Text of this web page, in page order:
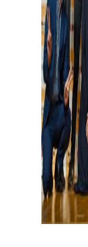
のパ ン 教室
パンが作りたい！
認定を受けた日
室、イベント情